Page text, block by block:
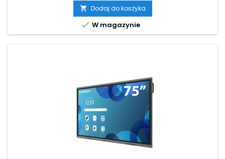
 Dodaj do koszyka
 W magazynie